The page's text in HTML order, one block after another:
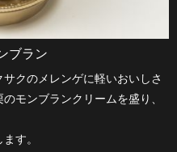
ブラン
クのメレンゲに軽いおいしさ
モンブランクリームを盛り、
す。